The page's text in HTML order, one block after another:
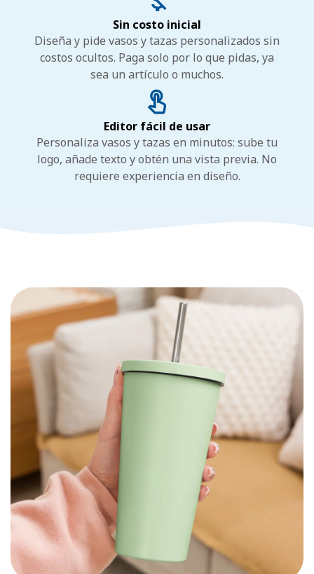
Sin costo inicial
Diseña y pide vasos y tazas personalizados sin
costos ocultos. Paga solo por lo que pidas, ya
sea un artículo o muchos.
Editor fácil de usar
Personaliza vasos y tazas en minutos: sube tu
logo, añade texto y obtén una vista previa. No
requiere experiencia en diseño.